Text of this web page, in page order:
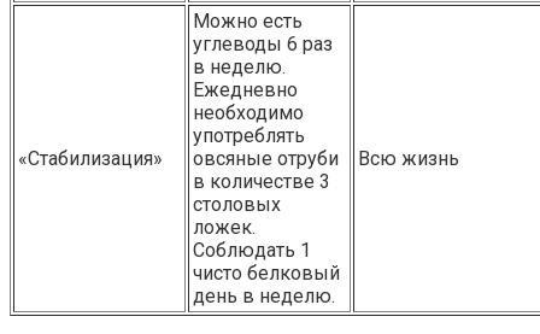
«Стабилизация»
Можно есть
углеводы 6 раз
в неделю.
Ежедневно
необходимо
употреблять
овсяные отруби
в количестве 3
столовых
ложек.
Соблюдать 1
чисто белковый
день в неделю.
Всю жизнь